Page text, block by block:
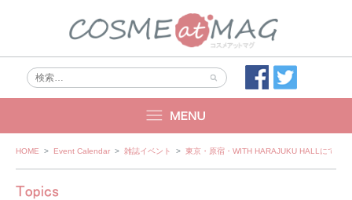
Skip
HOME > Event Calendar > 雑誌イベント > 東京・原宿・WITH HARAJUKU HALLにて、3